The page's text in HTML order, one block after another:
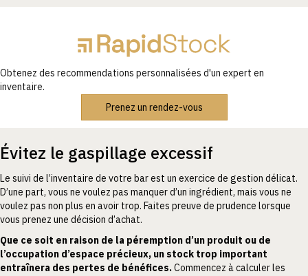
Obtenez des recommendations personnalisées d'un expert en
inventaire.
Prenez un rendez-vous
Évitez le gaspillage excessif
Le suivi de l’inventaire de votre bar est un exercice de gestion délicat.
D’une part, vous ne voulez pas manquer d’un ingrédient, mais vous ne
voulez pas non plus en avoir trop. Faites preuve de prudence lorsque
vous prenez une décision d’achat.
Que ce soit en raison de la péremption d’un produit ou de
l’occupation d’espace précieux, un stock trop important
entraînera des pertes de bénéfices.Commencez à calculer les